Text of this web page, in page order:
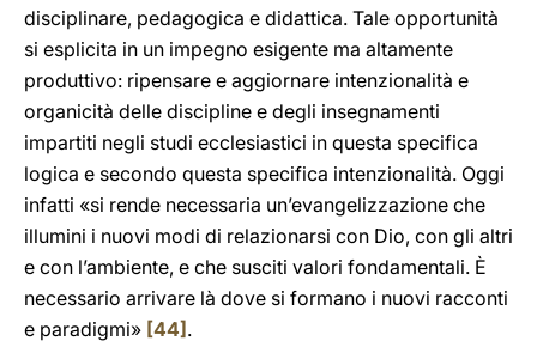
disciplinare, pedagogica e didattica. Tale opportunità
si esplicita in un impegno esigente ma altamente
produttivo: ripensare e aggiornare intenzionalità e
organicità delle discipline e degli insegnamenti
impartiti negli studi ecclesiastici in questa specifica
logica e secondo questa specifica intenzionalità. Oggi
infatti «si rende necessaria un’evangelizzazione che
illumini i nuovi modi di relazionarsi con Dio, con gli altri
e con l’ambiente, e che susciti valori fondamentali. È
necessario arrivare là dove si formano i nuovi racconti
e paradigmi» [44] .